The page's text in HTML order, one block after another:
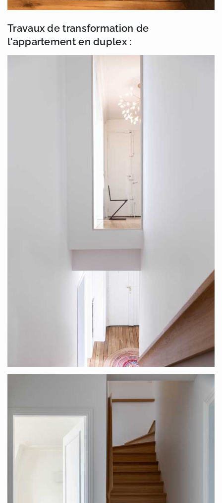
Travaux de transformation de
l'appartement en duplex :